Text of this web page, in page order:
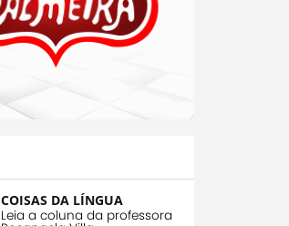
COISAS DA LÍNGUA
Leia a coluna da professora